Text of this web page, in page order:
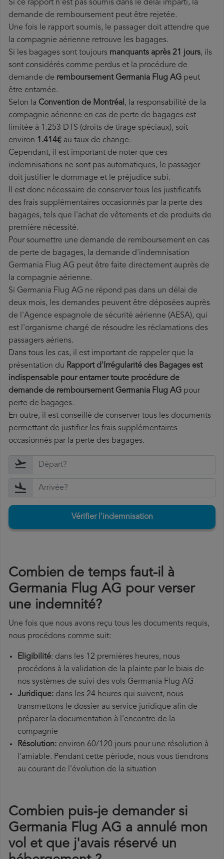
Si ce rapport n'est pas soumis dans le délai imparti, la
demande de remboursement peut être rejetée.
Une fois le rapport soumis, le passager doit attendre que
la compagnie aérienne retrouve les bagages.
Si les bagages sont toujours manquants après 21 jours, ils
sont considérés comme perdus et la procédure de
demande de remboursement Germania Flug AG peut
être entamée.
Selon la Convention de Montréal, la responsabilité de la
compagnie aérienne en cas de perte de bagages est
limitée à 1.253 DTS (droits de tirage spéciaux), soit
environ 1.414€ au taux de change.
Cependant, il est important de noter que ces
indemnisations ne sont pas automatiques, le passager
doit justifier le dommage et le préjudice subi.
Il est donc nécessaire de conserver tous les justificatifs
des frais supplémentaires occasionnés par la perte des
bagages, tels que l'achat de vêtements et de produits de
première nécessité.
Pour soumettre une demande de remboursement en cas
de perte de bagages, la demande d'indemnisation
Germania Flug AG peut être faite directement auprès de
la compagnie aérienne.
Si Germania Flug AG ne répond pas dans un délai de
deux mois, les demandes peuvent être déposées auprès
de l'Agence espagnole de sécurité aérienne (AESA), qui
est l'organisme chargé de résoudre les réclamations des
passagers aériens.
Dans tous les cas, il est important de rappeler que la
présentation du Rapport d'Irrégularité des Bagages est
indispensable pour entamer toute procédure de
demande de remboursement Germania Flug AG pour
perte de bagages.
En outre, il est conseillé de conserver tous les documents
permettant de justifier les frais supplémentaires
occasionnés par la perte des bagages.
Vérifier l'indemnisation
Combien de temps faut-il à
Germania Flug AG pour verser
une indemnité?
Une fois que nous avons reçu tous les documents requis,
nous procédons comme suit:
Eligibilité: dans les 12 premières heures, nous
procédons à la validation de la plainte par le biais de
nos systèmes de suivi des vols Germania Flug AG
Juridique: dans les 24 heures qui suivent, nous
transmettons le dossier au service juridique afin de
préparer la documentation à l'encontre de la
compagnie
Résolution: environ 60/120 jours pour une résolution à
l'amiable. Pendant cette période, nous vous tiendrons
au courant de l'évolution de la situation
Combien puis-je demander si
Germania Flug AG a annulé mon
vol et que j'avais réservé un